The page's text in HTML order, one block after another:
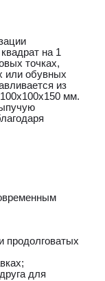
на 1
точках,
или обувных
из
мм.
продолговатых
для